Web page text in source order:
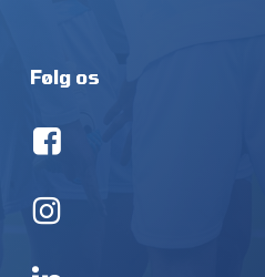
Følg os